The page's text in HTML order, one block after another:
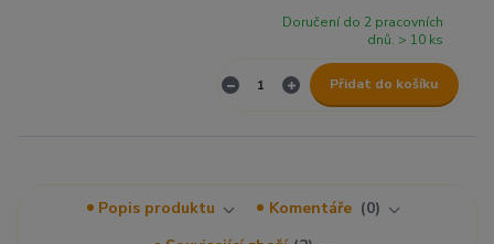
Doručení do 2 pracovních
dnů. > 10 ks
Přidat do košíku
Popis produktu Komentáře
0